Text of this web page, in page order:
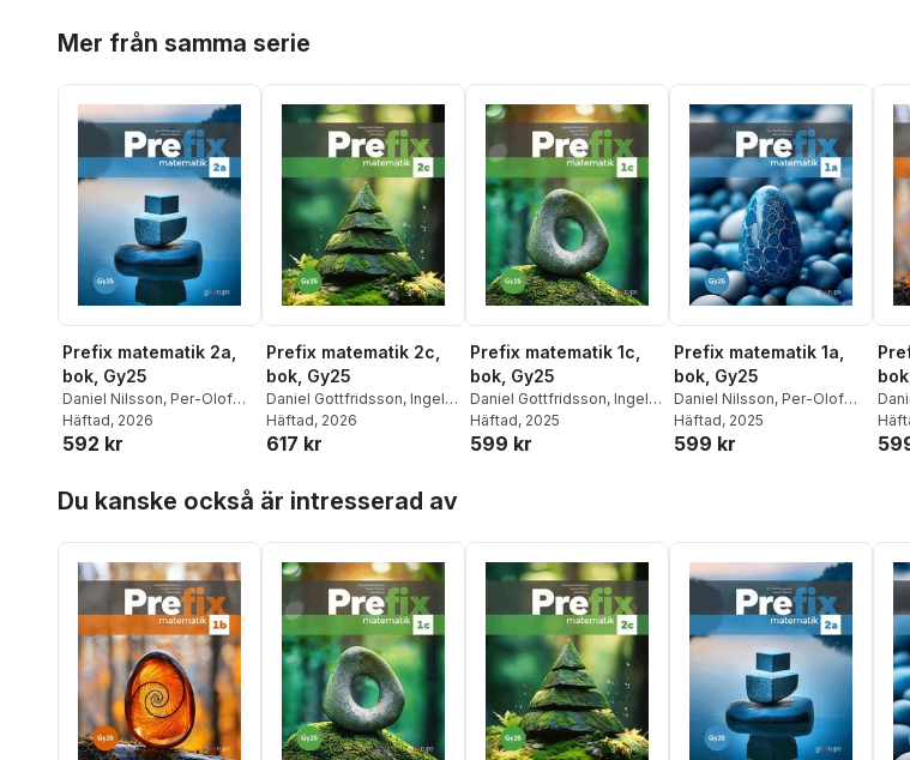
Mer från samma serie
Prefix matematik 2a,
bok, Gy25
Daniel Nilsson, Per-Olof
Bergmark
Häftad, 2026
592 kr
Prefix matematik 2c,
bok, Gy25
Daniel Gottfridsson, Ingela
Nilsson ,Maria Berg
Häftad, 2026
617 kr
Prefix matematik 1c,
bok, Gy25
Daniel Gottfridsson, Ingela
Nilsson ,Maria Berg
Häftad, 2025
599 kr
Prefix matematik 1a,
bok, Gy25
Daniel Nilsson, Per-Olof
Bergmark
Häftad, 2025
599 kr
Du kanske också är intresserad av